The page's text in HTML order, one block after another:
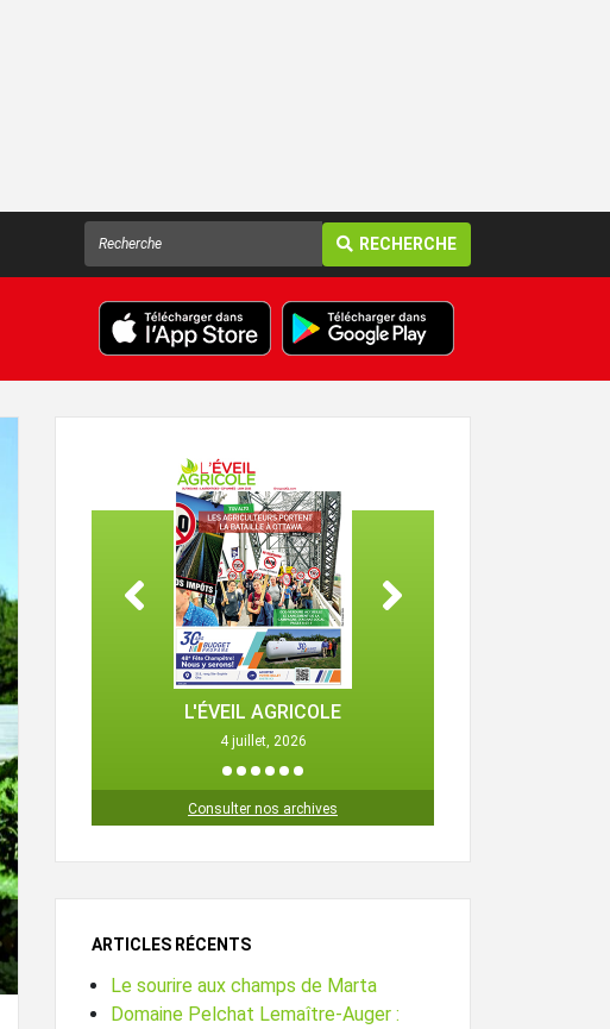
RECHERCHE
L'ÉVEIL AGRICOLE
4 juillet, 2026
1 2 3 4 5
Consulter nos archives
ARTICLES RÉCENTS
Le sourire aux champs de Marta
Domaine Pelchat Lemaître-Auger :